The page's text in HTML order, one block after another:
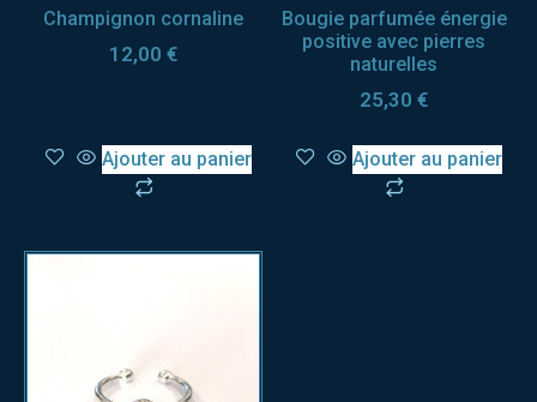
Champignon cornaline
12,00 €
Ajouter au panier
Bougie parfumée énergie
positive avec pierres
naturelles
25,30 €
Ajouter au panier